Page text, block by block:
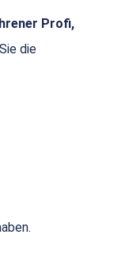
Profi,
die